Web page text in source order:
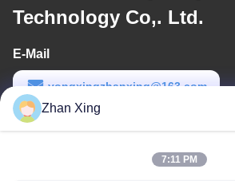
Technology Co,. Ltd.
E-Mail
yongxingzhanxing@163.com
Arbeitszeit
Zhan Xing
7:11 PM